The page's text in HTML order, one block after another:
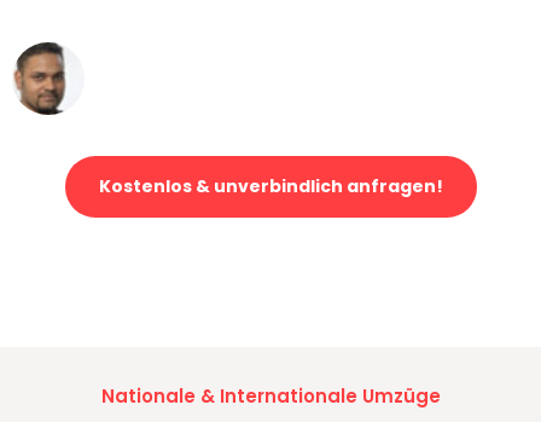
Kostenlos & unverbindlich anfragen!
Nationale & Internationale Umzüge